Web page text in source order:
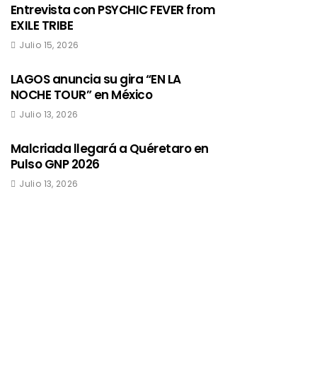
Entrevista con PSYCHIC FEVER from
EXILE TRIBE
Julio 15, 2026
LAGOS anuncia su gira “EN LA
NOCHE TOUR” en México
Julio 13, 2026
Malcriada llegará a Quéretaro en
Pulso GNP 2026
Julio 13, 2026